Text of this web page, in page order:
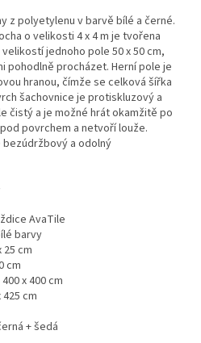
z polyetylenu v barvě bílé a černé.
o velikosti 4 x 4 m je tvořena
jednoho pole 50 x 50 cm,
pohodlně procházet. Herní pole je
hranou, čímže se celková šířka
šachovnice je protiskluzový a
čistý a je možné hrát okamžitě po
povrchem a netvoří louže.
a odolný
AvaTile
barvy
cm
cm
x 400 cm
cm
+ šedá